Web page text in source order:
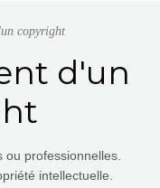
copyright
d'un
professionnelles.
intellectuelle.